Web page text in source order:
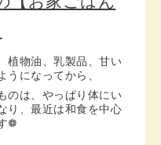
植物油、乳製品、甘い
うになってから、
のは、やっぱり体にい
り、最近は和食を中心
❁︎